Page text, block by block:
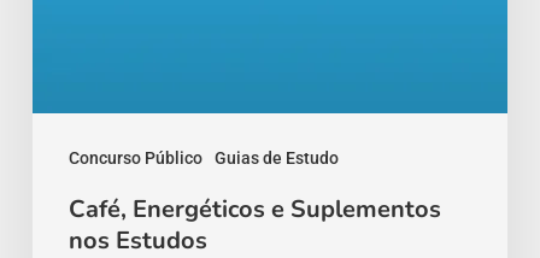
Concurso Público Guias de Estudo
Café, Energéticos e Suplementos
nos Estudos